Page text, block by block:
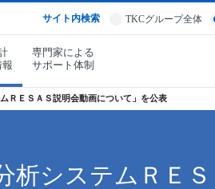
サイト内検索 TKCグループ全体
報
専門家による
サポート体制
ＲＥＳＡＳ説明会動画について」を公表
析システムＲＥ